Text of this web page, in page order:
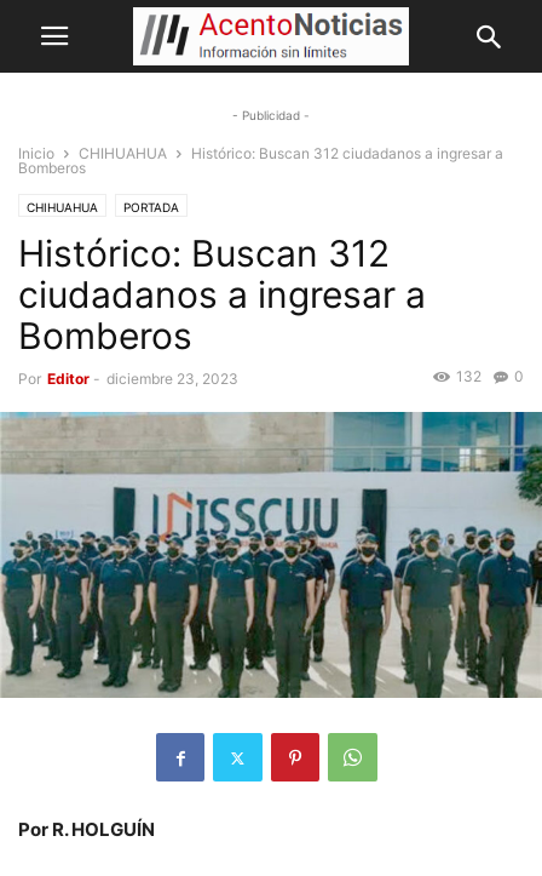
- Publicidad -
Inicio CHIHUAHUA
Histórico: Buscan 312 ciudadanos a ingresar a
Bomberos
CHIHUAHUA PORTADA
Histórico: Buscan 312
ciudadanos a ingresar a
Bomberos
Por Editor - diciembre 23, 2023 0
132
Por R. HOLGUÍN